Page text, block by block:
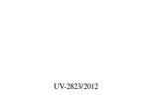
UV-2823/2012